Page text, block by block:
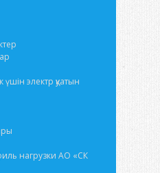
электр қуатын
нагрузки АО «СК